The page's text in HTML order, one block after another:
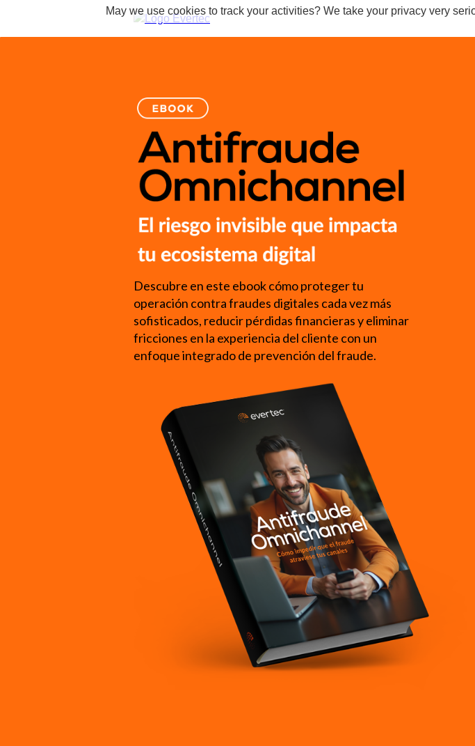
Descubre en este ebook cómo proteger tu
operación contra fraudes digitales cada vez más
sofisticados, reducir pérdidas financieras y eliminar
fricciones en la experiencia del cliente con un
enfoque integrado de prevención del fraude.
May we use cookies to track your activities? We take your privacy very